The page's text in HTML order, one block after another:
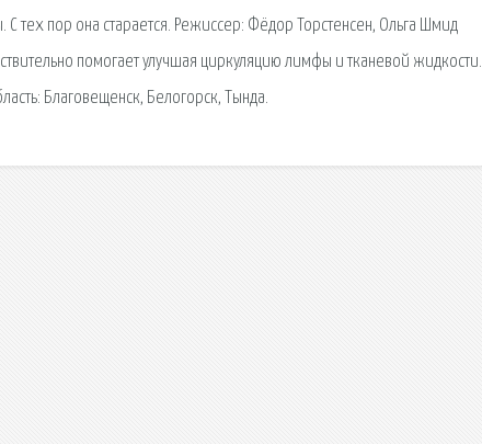
тех пор она старается. Режиссер: Фёдор Торстенсен, Ольга Шмид
помогает улучшая циркуляцию лимфы и тканевой жидкости.
Благовещенск, Белогорск, Тында.